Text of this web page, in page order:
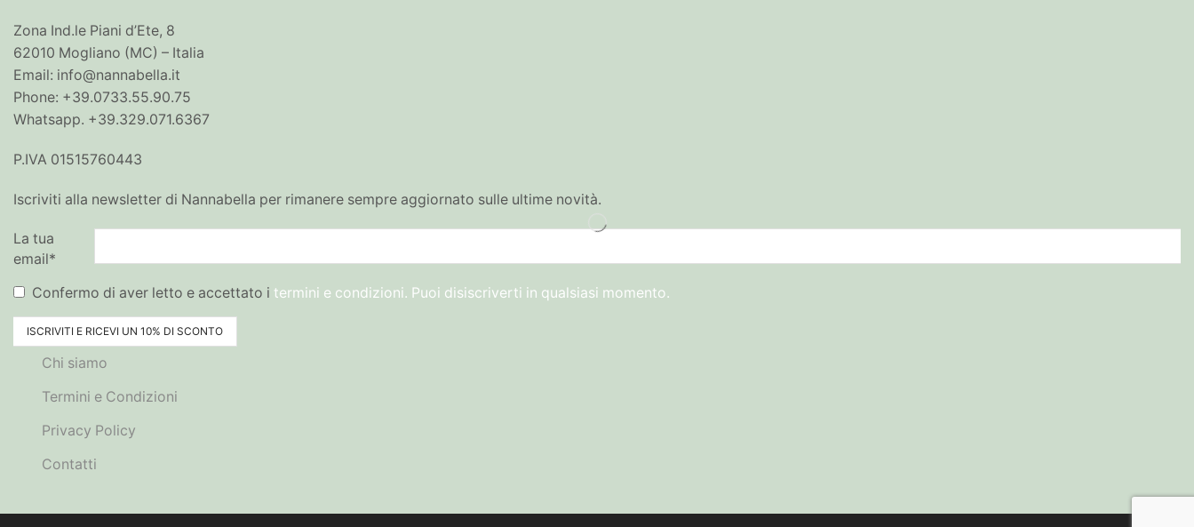
Zona Ind.le Piani d’Ete, 8
62010 Mogliano (MC) – Italia
Email: info@nannabella.it
Phone: +39.0733.55.90.75
Whatsapp. +39.329.071.6367
P.IVA 01515760443
Iscriviti alla newsletter di Nannabella per rimanere sempre aggiornato sulle ultime novità.
La tua
email*
Confermo di aver letto e accettato i termini e condizioni. Puoi disiscriverti in qualsiasi momento.
Chi siamo
Termini e Condizioni
Privacy Policy
Contatti